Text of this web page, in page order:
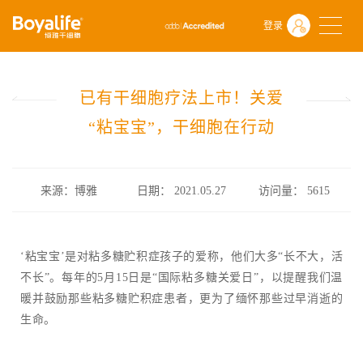
登录
首页 什么是干细胞
前沿动态
已有干细胞疗法上市！关爱“粘宝宝”，干细胞在行动
已有干细胞疗法上市！关爱
“粘宝宝”，干细胞在行动
来源：博雅 日期： 2021.05.27 访问量：5615
‘粘宝宝’是对粘多糖贮积症孩子的爱称，他们大多“长不大，活
不长”。每年的5月15日是“国际粘多糖关爱日”，以提醒我们温
暖并鼓励那些粘多糖贮积症患者，更为了缅怀那些过早消逝的
生命。